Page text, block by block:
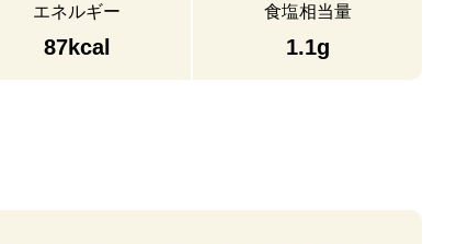
エネルギー
87kcal
食塩相当量
1.1g